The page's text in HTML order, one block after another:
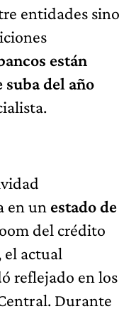
entidades sino
están
del año
en un estado de
del crédito
el actual
reflejado en los
Durante